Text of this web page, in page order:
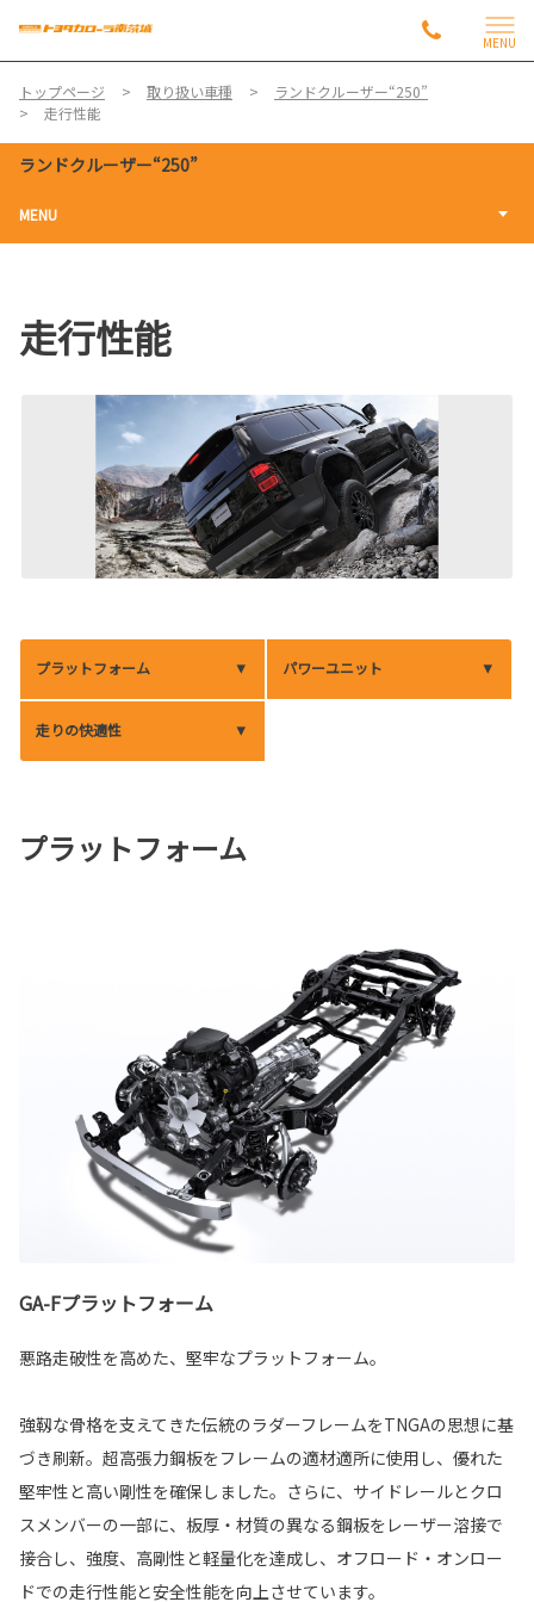
MENU
トップページ 取り扱い車種
ランドクルーザー“250”
走行性能
ランドクルーザー“250”
MENU
走行性能
プラットフォーム パワーユニット
走りの快適性
プラットフォーム
GA-Fプラットフォーム
悪路走破性を高めた、堅牢なプラットフォーム。
強靱な骨格を支えてきた伝統のラダーフレームをTNGAの思想に基
づき刷新。超高張力鋼板をフレームの適材適所に使用し、優れた
堅牢性と高い剛性を確保しました。さらに、サイドレールとクロ
スメンバーの一部に、板厚・材質の異なる鋼板をレーザー溶接で
接合し、強度、高剛性と軽量化を達成し、オフロード・オンロー
ドでの走行性能と安全性能を向上させています。